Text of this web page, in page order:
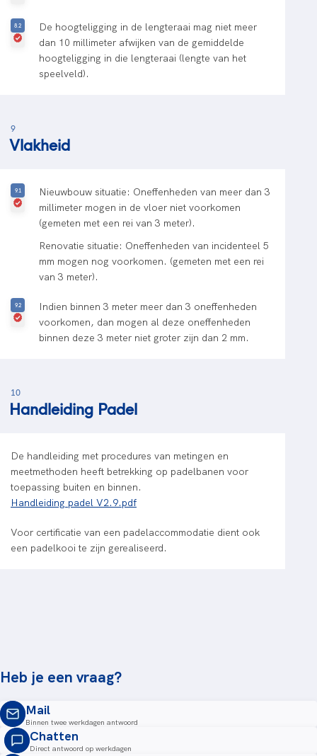
De hoogteligging in de lengteraai mag niet meer
dan 10 millimeter afwijken van de gemiddelde
hoogteligging in die lengteraai (lengte van het
speelveld).
9
Vlakheid
Nieuwbouw situatie: Oneffenheden van meer dan 3
millimeter mogen in de vloer niet voorkomen
(gemeten met een rei van 3 meter).
Renovatie situatie: Oneffenheden van incidenteel 5
mm mogen nog voorkomen. (gemeten met een rei
van 3 meter).
Indien binnen 3 meter meer dan 3 oneffenheden
voorkomen, dan mogen al deze oneffenheden
binnen deze 3 meter niet groter zijn dan 2 mm.
10
Handleiding Padel
De handleiding met procedures van metingen en
meetmethoden heeft betrekking op padelbanen voor
toepassing buiten en binnen.
Handleiding padel V2.9.pdf
Voor certificatie van een padelaccommodatie dient ook
een padelkooi te zijn gerealiseerd.
Heb je een vraag?
Mail
Binnen twee werkdagen antwoord
Chatten
Direct antwoord op werkdagen